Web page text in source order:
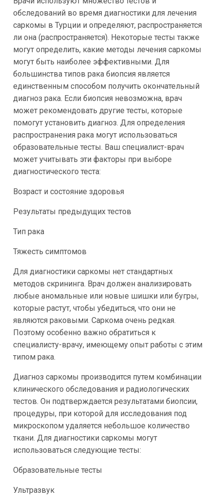
обследований во время диагностики для лечения
саркомы в Турции и определяют, распространяется
ли она (распространяется). Некоторые тесты также
могут определить, какие методы лечения саркомы
могут быть наиболее эффективными. Для
большинства типов рака биопсия является
единственным способом получить окончательный
диагноз рака. Если биопсия невозможна, врач
может рекомендовать другие тесты, которые
помогут установить диагноз. Для определения
распространения рака могут использоваться
образовательные тесты. Ваш специалист-врач
может учитывать эти факторы при выборе
диагностического теста:
Возраст и состояние здоровья
Результаты предыдущих тестов
Тип рака
Тяжесть симптомов
Для диагностики саркомы нет стандартных
методов скрининга. Врач должен анализировать
любые аномальные или новые шишки или бугры,
которые растут, чтобы убедиться, что они не
являются раковыми. Саркома очень редкая.
Поэтому особенно важно обратиться к
специалисту-врачу, имеющему опыт работы с этим
типом рака.
Диагноз саркомы производится путем комбинации
клинического обследования и радиологических
тестов. Он подтверждается результатами биопсии,
процедуры, при которой для исследования под
микроскопом удаляется небольшое количество
ткани. Для диагностики саркомы могут
использоваться следующие тесты:
Образовательные тесты
Ультразвук